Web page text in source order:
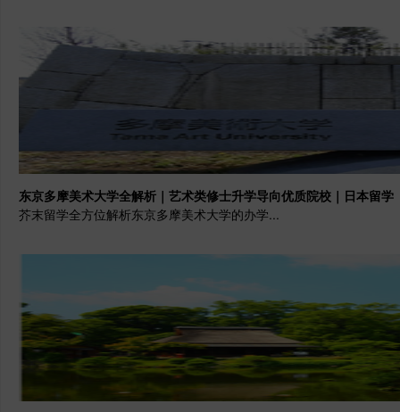
东京多摩美术大学全解析｜艺术类修士升学导向优质院校｜日本留学
芥末留学全方位解析东京多摩美术大学的办学...